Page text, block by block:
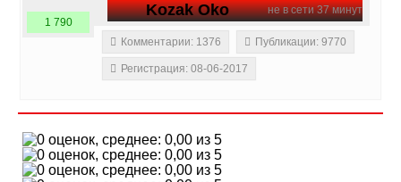
не в сети 37 минут
Kozak Oko
1 790
Комментарии: 1376
Публикации: 9770
Регистрация: 08-06-2017